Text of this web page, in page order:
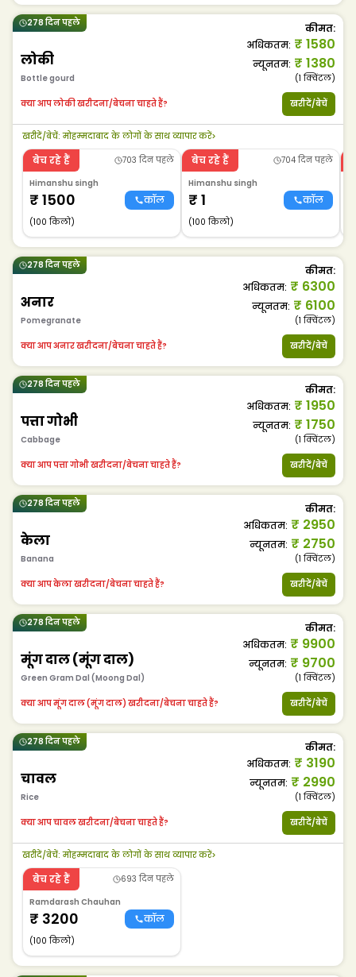
278 दिन पहले
लोकी
Bottle gourd
कीमत:
अधिकतम: ₹ 1580
न्यूनतम: ₹ 1380
(1क्विंटल)
क्या आप लोकी खरीदना/बेचना चाहते हैं? खरीदें/बेचें
खरीदें/बेचें: मोहम्मदाबाद के लोगों के साथ व्यापार करें>
बेच रहे हैं
703 दिन पहले
Himanshu singh
₹ 1500 कॉल
(100 किलो)
बेच रहे हैं
704 दिन पहले
Himanshu singh
₹ 1 कॉल
(100 किलो)
278 दिन पहले
अनार
Pomegranate
कीमत:
अधिकतम: ₹ 6300
न्यूनतम: ₹ 6100
(1क्विंटल)
क्या आप अनार खरीदना/बेचना चाहते हैं? खरीदें/बेचें
278 दिन पहले
पत्ता गोभी
Cabbage
कीमत:
अधिकतम: ₹ 1950
न्यूनतम: ₹ 1750
(1क्विंटल)
क्या आप पत्ता गोभी खरीदना/बेचना चाहते हैं? खरीदें/बेचें
278 दिन पहले
केला
Banana
कीमत:
अधिकतम: ₹ 2950
न्यूनतम: ₹ 2750
(1क्विंटल)
क्या आप केला खरीदना/बेचना चाहते हैं? खरीदें/बेचें
278 दिन पहले
मूंग दाल (मूंग दाल)
Green Gram Dal (Moong Dal)
कीमत:
अधिकतम: ₹ 9900
न्यूनतम: ₹ 9700
(1क्विंटल)
क्या आप मूंग दाल (मूंग दाल) खरीदना/बेचना चाहते हैं? खरीदें/बेचें
278 दिन पहले
चावल
Rice
कीमत:
अधिकतम: ₹ 3190
न्यूनतम: ₹ 2990
(1क्विंटल)
क्या आप चावल खरीदना/बेचना चाहते हैं? खरीदें/बेचें
खरीदें/बेचें: मोहम्मदाबाद के लोगों के साथ व्यापार करें>
बेच रहे हैं
693 दिन पहले
Ramdarash Chauhan
₹ 3200 कॉल
(100 किलो)